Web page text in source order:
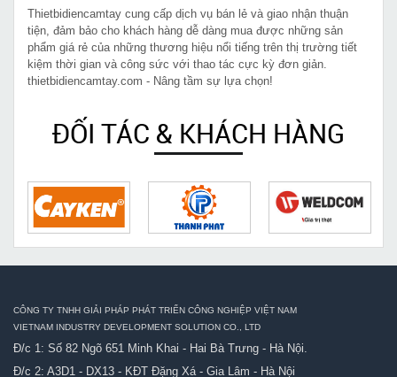
Thietbidiencamtay cung cấp dịch vụ bán lẻ và giao nhận thuận
tiện, đảm bảo cho khách hàng dễ dàng mua được những sản
phẩm giá rẻ của những thương hiệu nổi tiếng trên thị trường tiết
kiệm thời gian và công sức với thao tác cực kỳ đơn giản.
thietbidiencamtay.com - Nâng tầm sự lựa chọn!
ĐỐI TÁC & KHÁCH HÀNG
CÔNG TY TNHH GIẢI PHÁP PHÁT TRIỂN CÔNG NGHIỆP VIỆT NAM
VIETNAM INDUSTRY DEVELOPMENT SOLUTION CO., LTD
Đ/c 1: Số 82 Ngõ 651 Minh Khai - Hai Bà Trưng - Hà Nội.
Đ/c 2: A3D1 - DX13 - KĐT Đặng Xá - Gia Lâm - Hà Nội